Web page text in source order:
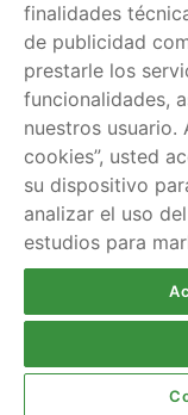
Información
Política de
Aviso legal
Política de
finalidades
de publicidad
prestarle los
funcionalidades,
nuestros usuario.
cookies”, usted
su dispositivo
analizar el uso
estudios para